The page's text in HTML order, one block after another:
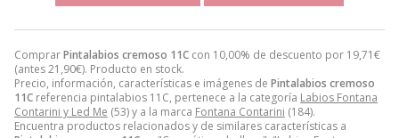
ComprarPintalabios cremoso 11C con 10,00% de descuento por 19,71€
(antes21,90€). Producto en stock.
Precio, información, características e imágenes de Pintalabios cremoso
11C referencia pintalabios 11C, pertenece a la categoría Labios Fontana
Contarini y Led Me (53) y a la marca Fontana Contarini (184).
Encuentra productos relacionados y de similares características a